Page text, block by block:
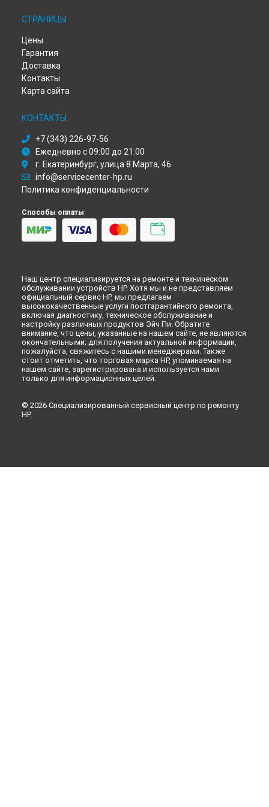
Замена микрофона ноутбука HP в
Замена микрофона ноутбука HP в
Замена микрофона ноутбука HP в
Замена микрофона ноутбука HP в
СТРАНИЦЫ
Цены
Гарантия
Доставка
Контакты
Карта сайта
КОНТАКТЫ
+7 (343) 226-97-56
Ежедневно с 09:00 до 21:00
г. Екатеринбург, улица 8 Марта, 46
info@servicecenter-hp.ru
Политика конфиденциальности
Способы оплаты
Наш центр специализируется на ремонте и техническом
обслуживании устройств HP. Хотя мы и не представляем
официальный сервис HP, мы предлагаем
высококачественные услуги постгарантийного ремонта,
включая диагностику, техническое обслуживание и
настройку различных продуктов Эйч Пи. Обратите
внимание, что цены, указанные на нашем сайте, не являются
окончательными; для получения актуальной информации,
пожалуйста, свяжитесь с нашими менеджерами. Также
стоит отметить, что торговая марка HP, упоминаемая на
нашем сайте, зарегистрирована и используется нами
только для информационных целей.
© 2026 Специализированный сервисный центр по ремонту
HP.